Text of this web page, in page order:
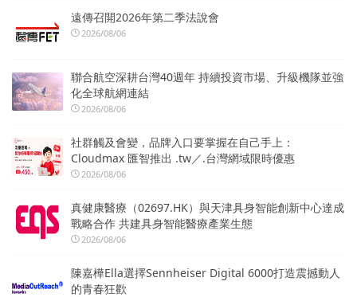
遠傳召開2026年第二季法說會
2026/08/06
聯合航空深耕台灣40週年 持續投資市場、升級機隊並強
化全球航網連結
2026/08/06
社群觸及會變，品牌入口要掌握在自己手上：
Cloudmax 匯智推出 .tw／.台灣網域限時優惠
2026/08/06
真健康醫療（02697.HK）與天津具身智能創新中心達成
戰略合作 共建具身智能醫療產業生態
2026/08/06
陳嘉樺Ella選擇Sennheiser Digital 6000打造震撼動人
的青春狂歡